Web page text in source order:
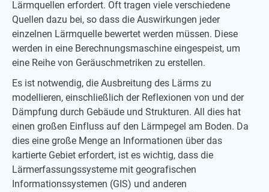
Lärmquellen erfordert. Oft tragen viele verschiedene
Quellen dazu bei, so dass die Auswirkungen jeder
einzelnen Lärmquelle bewertet werden müssen. Diese
werden in eine Berechnungsmaschine eingespeist, um
eine Reihe von Geräuschmetriken zu erstellen.
Es ist notwendig, die Ausbreitung des Lärms zu
modellieren, einschließlich der Reflexionen von und der
Dämpfung durch Gebäude und Strukturen. All dies hat
einen großen Einfluss auf den Lärmpegel am Boden. Da
dies eine große Menge an Informationen über das
kartierte Gebiet erfordert, ist es wichtig, dass die
Lärmerfassungssysteme mit geografischen
Informationssystemen (GIS) und anderen